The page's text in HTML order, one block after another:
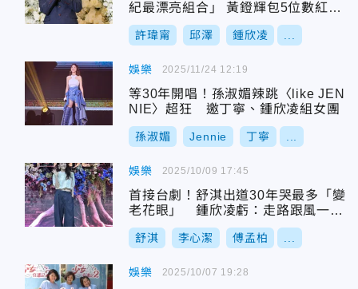
紀最漂亮組合」 黃鐙輝包5位數紅包
狂催生
許瑋甯 邱澤 鍾欣凌
娛樂
等30年開唱！孫淑媚辣跳〈like JEN
NIE〉超狂 邀丁寧、鍾欣凌組女團
孫淑媚 Jennie 丁寧
2025/11/24 12:19
娛樂
首接台劇！舒淇出道30年哭最多「變
老花眼」 鍾欣凌虧：走路跟風一樣
快
舒淇 李心潔 傅孟柏
2025/10/09 17:45
娛樂 2025/10/07 19:28